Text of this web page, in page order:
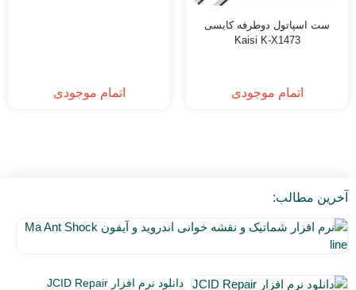
ست اسپاتول دوطرفه کایسی
Kaisi K-X1473
اتمام موجودی اتمام موجودی
آخرین مطالب:
دانلود نرم افزار JCID Repair